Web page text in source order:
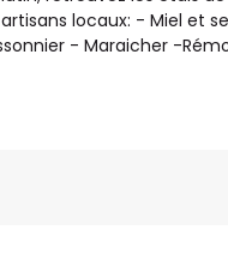
locaux: - Miel et
- Maraicher -